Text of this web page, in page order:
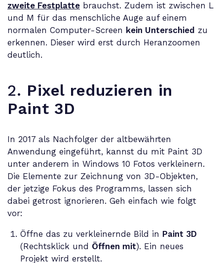
zweite Festplatte brauchst. Zudem ist zwischen L
und M für das menschliche Auge auf einem
normalen Computer-Screen kein Unterschied zu
erkennen. Dieser wird erst durch Heranzoomen
deutlich.
2. Pixel reduzieren in
Paint 3D
In 2017 als Nachfolger der altbewährten
Anwendung eingeführt, kannst du mit Paint 3D
unter anderem in Windows 10 Fotos verkleinern.
Die Elemente zur Zeichnung von 3D-Objekten,
der jetzige Fokus des Programms, lassen sich
dabei getrost ignorieren. Geh einfach wie folgt
vor:
Öffne das zu verkleinernde Bild in Paint 3D
(Rechtsklick und Öffnen mit). Ein neues
Projekt wird erstellt.